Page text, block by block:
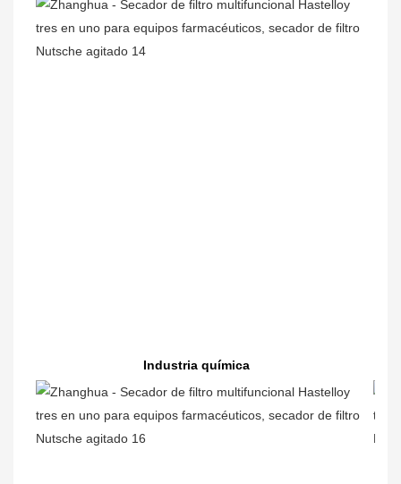
Industria química